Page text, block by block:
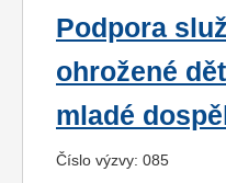
Podpora
ohrožené
mladé
Číslo výzvy: 085